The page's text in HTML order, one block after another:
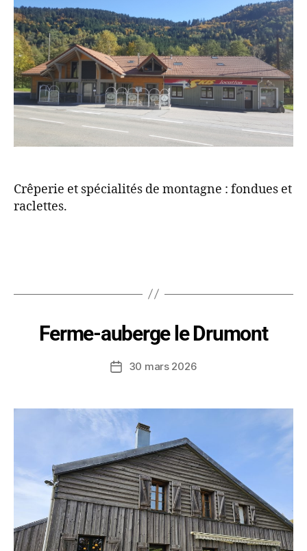
Crêperie et spécialités de montagne : fondues et
raclettes.
Ferme-auberge le Drumont
30 mars 2026